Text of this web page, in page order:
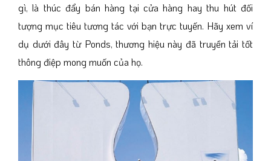
gì, là thúc đẩy bán hàng tại cửa hàng hay thu hút đối
tượng mục tiêu tương tác với bạn trực tuyến. Hãy xem ví
dụ dưới đây từ Ponds, thương hiệu này đã truyền tải tốt
thông điệp mong muốn của họ.